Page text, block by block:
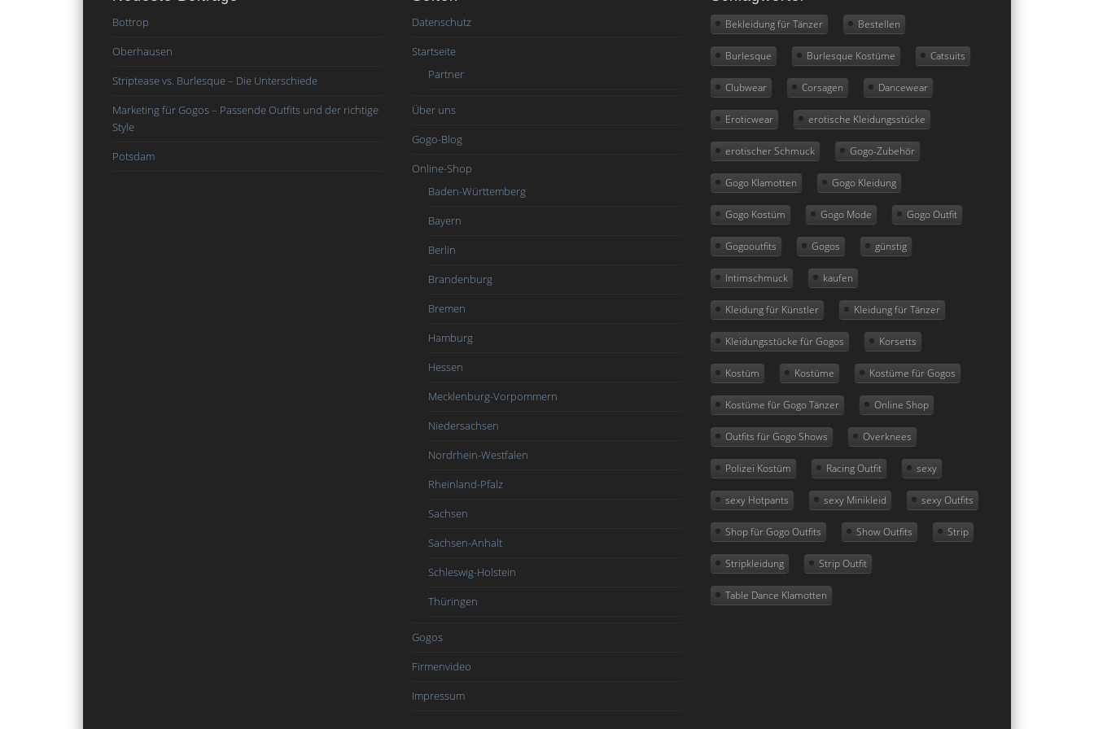
Bottrop
Oberhausen
Striptease vs. Burlesque – Die Unterschiede
Marketing für Gogos – Passende Outfits und der richtige
Style
Potsdam
Datenschutz
Startseite
Partner
Über uns
Gogo-Blog
Online-Shop
Baden-Württemberg
Bayern
Berlin
Brandenburg
Bremen
Hamburg
Hessen
Mecklenburg-Vorpommern
Niedersachsen
Nordrhein-Westfalen
Rheinland-Pfalz
Sachsen
Sachsen-Anhalt
Schleswig-Holstein
Thüringen
Gogos
Firmenvideo
Impressum
Bekleidung für Tänzer Bestellen
Burlesque Burlesque Kostüme Catsuits
Clubwear Corsagen Dancewear
Eroticwear erotische Kleidungsstücke
erotischer Schmuck Gogo-Zubehör
Gogo Klamotten Gogo Kleidung
Gogo Kostüm Gogo Mode Gogo Outfit
Gogooutfits Gogos günstig
Intimschmuck kaufen
Kleidung für Künstler Kleidung für Tänzer
Kleidungsstücke für Gogos Korsetts
Kostüm Kostüme Kostüme für Gogos
Kostüme für Gogo Tänzer Online Shop
Outfits für Gogo Shows Overknees
Polizei Kostüm Racing Outfit sexy
sexy Hotpants sexy Minikleid sexy Outfits
Shop für Gogo Outfits Show Outfits Strip
Stripkleidung Strip Outfit
Table Dance Klamotten